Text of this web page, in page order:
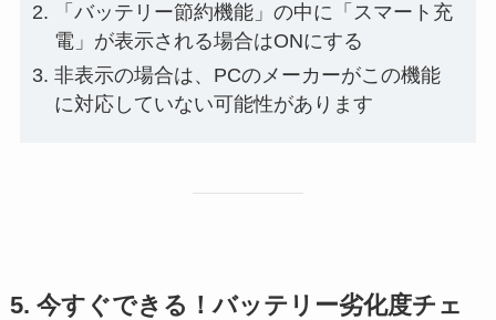
「バッテリー節約機能」の中に「スマート充
電」が表示される場合はONにする
非表示の場合は、PCのメーカーがこの機能
に対応していない可能性があります
5. 今すぐできる！バッテリー劣化度チェ